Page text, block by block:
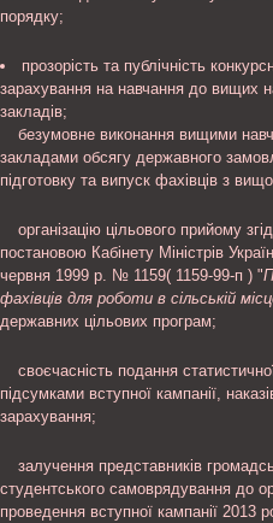
порядку;
прозорість та публічність
зарахування на навчання до вищих
закладів;
безумовне виконання вищими
закладами обсягу державного
підготовку та випуск фахівців з
організацію цільового прийому
постановою Кабінету Міністрів
червня 1999 р. № 1159( 1159-99-п ) "
фахівців для роботи в сільській
державних цільових програм;
своєчасність подання
підсумками вступної кампанії,
зарахування;
залучення представників
студентського самоврядування до
проведення вступної кампанії 2013